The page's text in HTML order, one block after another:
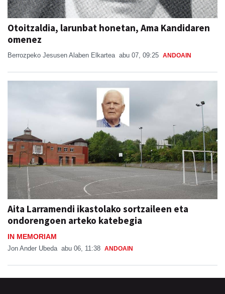
Otoitzaldia, larunbat honetan, Ama Kandidaren
omenez
Berrozpeko Jesusen Alaben Elkartea abu 07, 09:25 ANDOAIN
Aita Larramendi ikastolako sortzaileen eta
ondorengoen arteko katebegia
IN MEMORIAM
Jon Ander Ubeda abu 06, 11:38 ANDOAIN